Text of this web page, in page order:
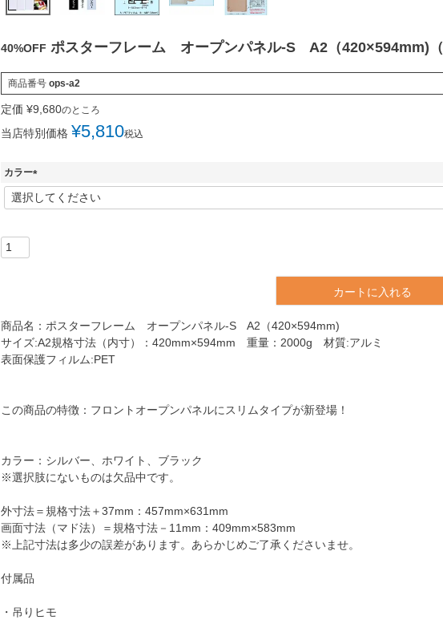
40%OFF ポスターフレーム オープンパネル-S A2（420×594mm)（
商品番号 ops-a2
定価 ¥9,680のところ
当店特別価格 ¥5,810税込
カラー
(
必
カートに入れる
商品名：ポスターフレーム オープンパネル-S A2（420×594mm)
サイズ:A2規格寸法（内寸）：420mm×594mm 重量：2000g 材質:アルミ
表面保護フィルム:PET
この商品の特徴：フロントオープンパネルにスリムタイプが新登場！
カラー：シルバー、ホワイト、ブラック
※選択肢にないものは欠品中です。
外寸法＝規格寸法＋37mm：457mm×631mm
画面寸法（マド法）＝規格寸法－11mm：409mm×583mm
※上記寸法は多少の誤差があります。あらかじめご了承くださいませ。
付属品
・吊りヒモ